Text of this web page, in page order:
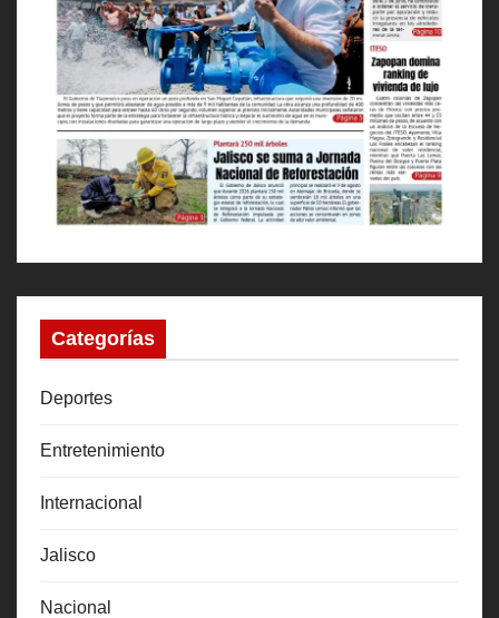
Categorías
Deportes
Entretenimiento
Internacional
Jalisco
Nacional